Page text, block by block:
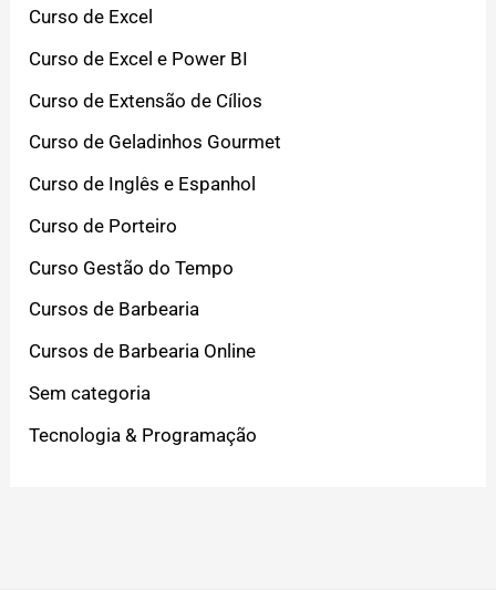
Curso de Excel
Curso de Excel e Power BI
Curso de Extensão de Cílios
Curso de Geladinhos Gourmet
Curso de Inglês e Espanhol
Curso de Porteiro
Curso Gestão do Tempo
Cursos de Barbearia
Cursos de Barbearia Online
Sem categoria
Tecnologia & Programação